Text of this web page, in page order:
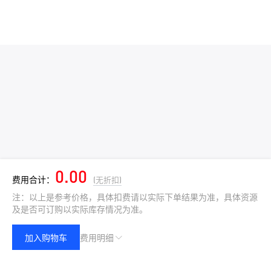
费用合计： 0.00 (无折扣)
注：以上是参考价格，具体扣费请以实际下单结果为准，具体资源
及是否可订购以实际库存情况为准。
费用明细
加入购物车